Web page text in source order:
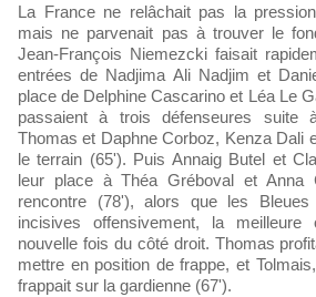
La France ne relâchait pas la pression en seconde période,
mais ne parvenait pas à trouver le
Jean-François Niemezcki faisait
entrées de Nadjima Ali Nadjim et
place de Delphine Cascarino et Léa Le
passaient à trois défenseures suite
Thomas et Daphne Corboz, Kenza Dali
le terrain (65'). Puis Annaig Butel et
leur place à Théa Gréboval et
rencontre (78'), alors que les
incisives offensivement, la meilleure
nouvelle fois du côté droit. Thomas
mettre en position de frappe, et
frappait sur la gardienne (67').